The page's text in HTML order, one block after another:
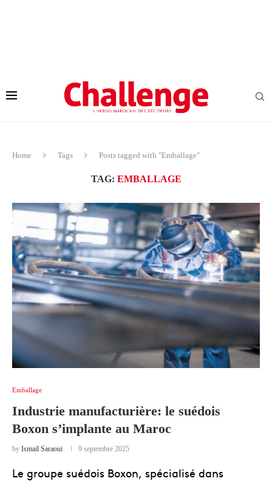
Home Tags Posts tagged with "Emballage"
TAG: EMBALLAGE
Emballage
Industrie manufacturière: le suédois
Boxon s’implante au Maroc
by Ismail Saraoui 9 septembre 2025
Le groupe suédois Boxon, spécialisé dans